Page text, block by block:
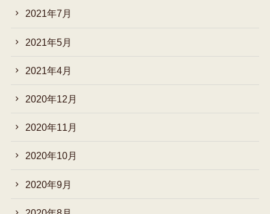
2021年7月
2021年5月
2021年4月
2020年12月
2020年11月
2020年10月
2020年9月